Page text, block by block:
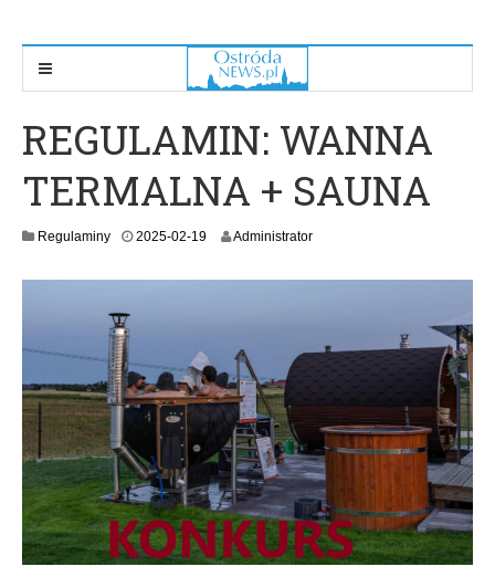
REGULAMIN: WANNA
TERMALNA + SAUNA
Regulaminy 2025-02-192
2
-
1
Administrator